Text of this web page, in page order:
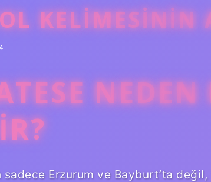
KELIMESININ
Erzurum ve Bayburt’ta